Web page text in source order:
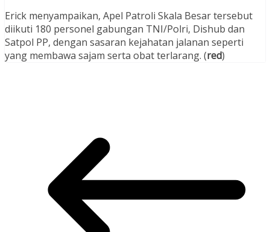
Erick menyampaikan, Apel Patroli Skala Besar tersebut
diikuti 180 personel gabungan TNI/Polri, Dishub dan
Satpol PP, dengan sasaran kejahatan jalanan seperti
yang membawa sajam serta obat terlarang. (red)